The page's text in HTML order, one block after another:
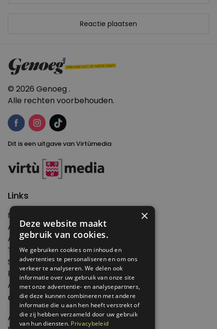
© 2026 Genoeg .
Alle rechten voorbehouden.
Dit is een uitgave van Virtùmedia
Links
Nieuws
Artikelen
Agenda
Thema's
Shop
Edities
Abonneren
Over Genoeg
Adverteren
×
Deze website maakt
gebruik van cookies.
We gebruiken cookies om inhoud en
advertenties te personaliseren en om ons
verkeer te analyseren. We delen ook
informatie over uw gebruik van onze site
met onze advertentie- en analysepartners,
die deze kunnen combineren met andere
informatie die u aan hen heeft verstrekt of
die zij hebben verzameld door uw gebruik
van hun diensten. Privacybeleid